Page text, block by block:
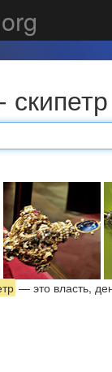
скипетр
— это власть,